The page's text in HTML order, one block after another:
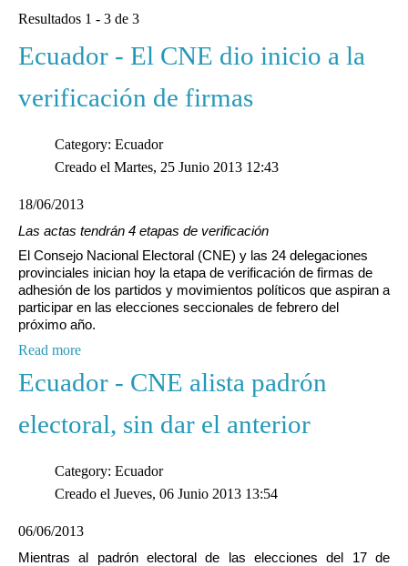
Resultados 1 - 3 de 3
Ecuador - El CNE dio inicio a la
verificación de firmas
Category: Ecuador
Creado el Martes, 25 Junio 2013 12:43
18/06/2013
Las actas tendrán 4 etapas de verificación
El Consejo Nacional Electoral (CNE) y las 24 delegaciones
provinciales inician hoy la etapa de verificación de firmas de
adhesión de los partidos y movimientos políticos que aspiran a
participar en las elecciones seccionales de febrero del
próximo año.
Read more
Ecuador - CNE alista padrón
electoral, sin dar el anterior
Category: Ecuador
Creado el Jueves, 06 Junio 2013 13:54
06/06/2013
Mientras al padrón electoral de las elecciones del 17 de